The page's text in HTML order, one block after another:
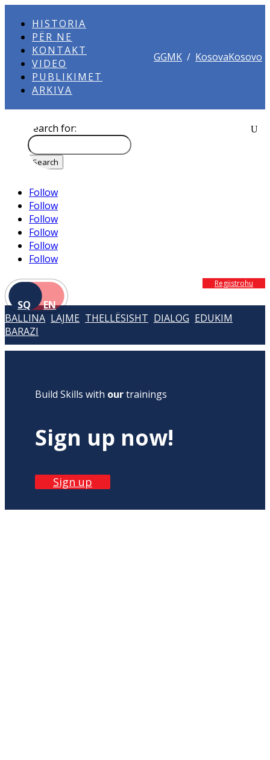
HISTORIA
PËR NE
KONTAKT
VIDEO
PUBLIKIMET
ARKIVA
GGMK / KosovaKosovo
Search for:
Follow
Follow
Follow
Follow
Follow
Follow
SQ EN
Regjistrohu
BALLINA LAJME THELLËSISHT DIALOG EDUKIM
BARAZI
Build Skills with ourtrainings
Sign up now!
Sign up